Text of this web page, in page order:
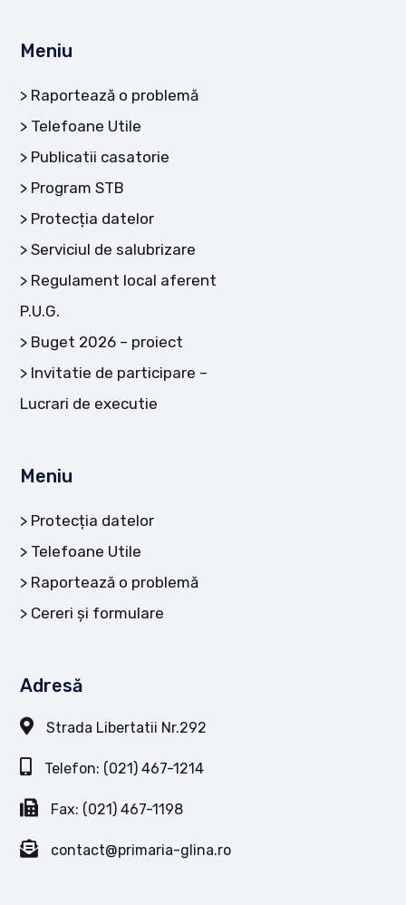
Meniu
Raportează o problemă
Telefoane Utile
Publicatii casatorie
Program STB
Protecția datelor
Serviciul de salubrizare
Regulament local aferent
P.U.G.
Buget 2026 – proiect
Invitatie de participare –
Lucrari de executie
Meniu
Protecția datelor
Telefoane Utile
Raportează o problemă
Cereri și formulare
Adresă
Strada Libertatii Nr.292
Telefon: (021) 467-1214
Fax: (021) 467-1198
contact@primaria-glina.ro